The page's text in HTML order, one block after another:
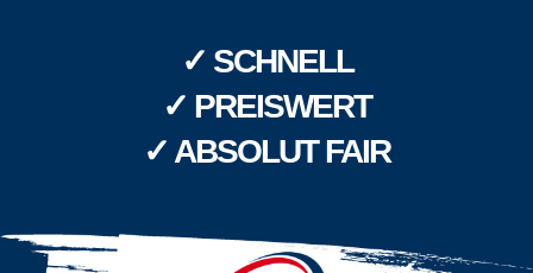
✓ SCHNELL
✓ PREISWERT
✓ ABSOLUT FAIR